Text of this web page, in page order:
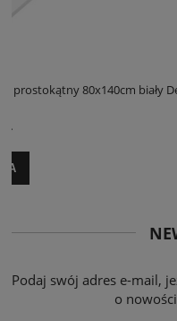
Deante Silia brodzik
Podaj swój adres e-mail,
o